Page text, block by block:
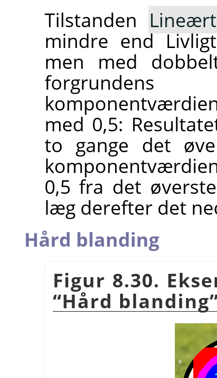
Tilstanden
mindre end
men med
med 0,5:
to gange det
0,5 fra det
læg derefter det
Hård blanding
Figur 8.30.
“Hård blanding